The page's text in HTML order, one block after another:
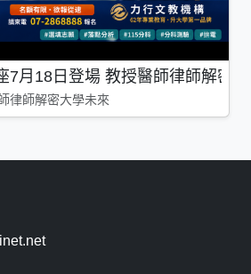
7月18日登場 教授醫師律師解密
律師解密大學未來